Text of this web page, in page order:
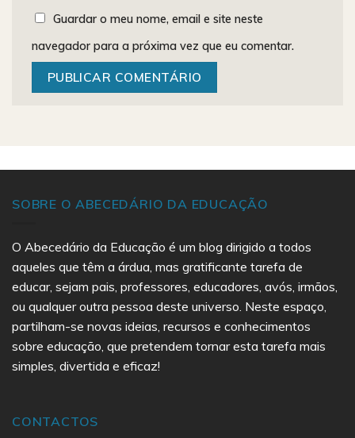
Guardar o meu nome, email e site neste
navegador para a próxima vez que eu comentar.
SOBRE O ABECEDÁRIO DA EDUCAÇÃO
O Abecedário da Educação é um blog dirigido a todos
aqueles que têm a árdua, mas gratificante tarefa de
educar, sejam pais, professores, educadores, avós, irmãos,
ou qualquer outra pessoa deste universo. Neste espaço,
partilham-se novas ideias, recursos e conhecimentos
sobre educação, que pretendem tornar esta tarefa mais
simples, divertida e eficaz!
CONTACTOS